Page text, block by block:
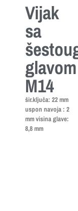
Vijak
sa
glavom
M14
šir.ključa: 22 mm
uspon navoja : 2
mm visina glave:
8,8 mm